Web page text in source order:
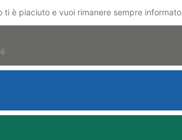
ti è piaciuto e vuoi rimanere sempre informato